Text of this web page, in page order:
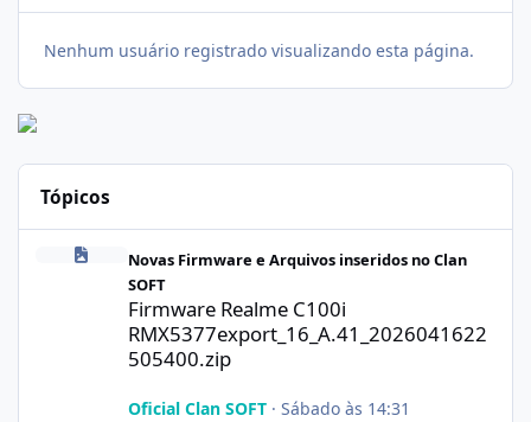
Nenhum usuário registrado visualizando esta página.
Tópicos
Firmware Realme C100i
Novas Firmware e Arquivos inseridos no Clan
SOFT
Firmware Realme C100i
RMX5377export_16_A.41_2026041622
505400.zip
Oficial Clan SOFT· Sábado às 14:31